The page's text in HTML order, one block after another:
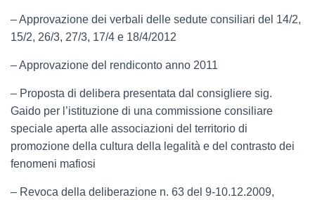
– Approvazione dei verbali delle sedute consiliari del 14/2,
15/2, 26/3, 27/3, 17/4 e 18/4/2012
– Approvazione del rendiconto anno 2011
– Proposta di delibera presentata dal consigliere sig.
Gaido per l’istituzione di una commissione consiliare
speciale aperta alle associazioni del territorio di
promozione della cultura della legalità e del contrasto dei
fenomeni mafiosi
– Revoca della deliberazione n. 63 del 9-10.12.2009,